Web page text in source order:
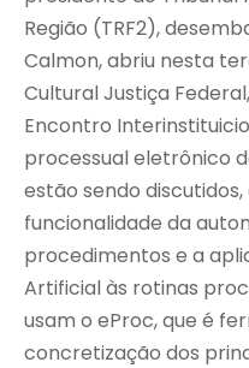
Região (TRF2),
Calmon, abriu nesta
Cultural Justiça
Encontro
processual eletrônico
estão sendo
funcionalidade da
procedimentos e a
Artificial às rotinas
usam o eProc, que é
concretização dos